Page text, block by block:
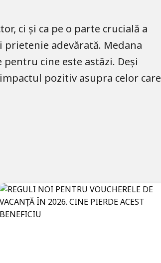
ci și ca pe o parte crucială a
adevărată. Medana
cine este astăzi. Deși
pozitiv asupra celor care